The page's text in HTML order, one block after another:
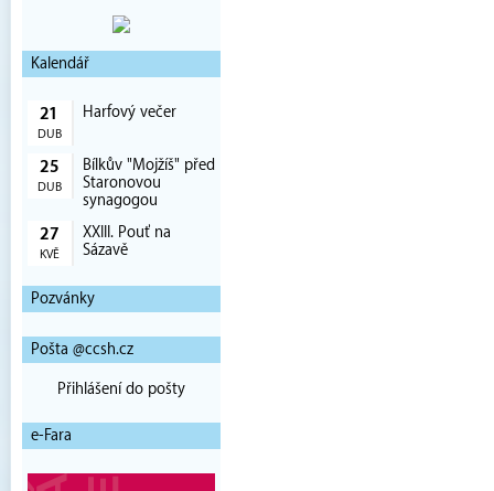
Kalendář
21
DUB
Harfový večer
25
DUB
Bílkův "Mojžíš" před
Staronovou
synagogou
27
KVĚ
XXIII. Pouť na
Sázavě
Pozvánky
Pošta @ccsh.cz
Přihlášení do pošty
e-Fara